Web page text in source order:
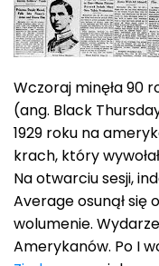
Wczoraj minęła 90
(ang. Black
1929 roku na
krach, który
Na otwarciu sesji,
Average osunął się
wolumenie.
Amerykanów. Po I